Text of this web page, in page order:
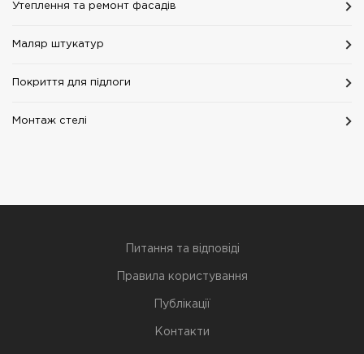
Утеплення та ремонт фасадів
Маляр штукатур
Покриття для підлоги
Монтаж стелі
Питання та відповіді
Правила користування
Публікації
Контакти